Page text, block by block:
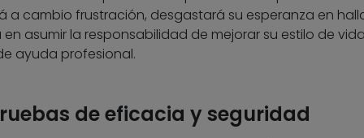
a cambio frustración, desgastará su esperanza en
asumir la responsabilidad de mejorar su estilo de
ayuda profesional.
de eficacia y seguridad